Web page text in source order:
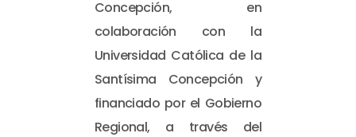
Concepción, en
colaboración con la
Universidad Católica de la
Santísima Concepción y
financiado por el Gobierno
Regional, a través del